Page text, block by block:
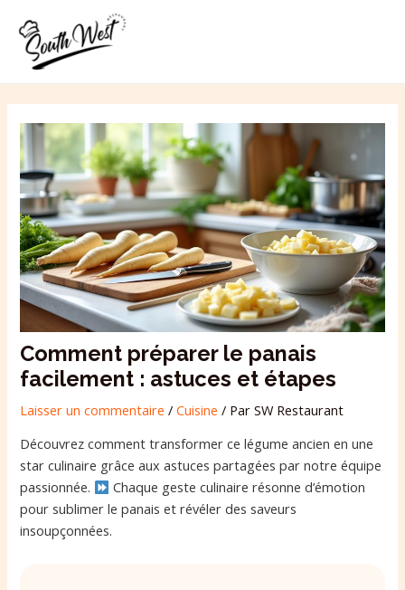
contenu
Comment préparer le panais
facilement : astuces et étapes
Laisser un commentaire /Cuisine / ParSW Restaurant
Découvrez comment transformer ce légume ancien en une
star culinaire grâce aux astuces partagées par notre équipe
passionnée.
Chaque geste culinaire résonne d’émotion
pour sublimer le panais et révéler des saveurs
insoupçonnées.